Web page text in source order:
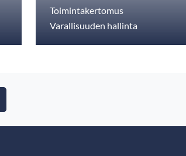
Toimintakertomus
Varallisuuden hallinta